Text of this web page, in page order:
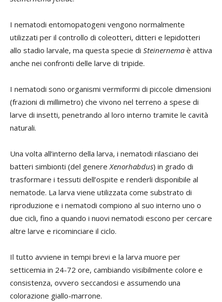
I nematodi entomopatogeni vengono normalmente
utilizzati per il controllo di coleotteri, ditteri e lepidotteri
allo stadio larvale, ma questa specie di Steinernema è attiva
anche nei confronti delle larve di tripide.
I nematodi sono organismi vermiformi di piccole dimensioni
(frazioni di millimetro) che vivono nel terreno a spese di
larve di insetti, penetrando al loro interno tramite le cavità
naturali.
Una volta all’interno della larva, i nematodi rilasciano dei
batteri simbionti (del genereXenorhabdus) in grado di
trasformare i tessuti dell’ospite e renderli disponibile al
nematode. La larva viene utilizzata come substrato di
riproduzione e i nematodi compiono al suo interno uno o
due cicli, fino a quando i nuovi nematodi escono per cercare
altre larve e ricominciare il ciclo.
Il tutto avviene in tempi brevi e la larva muore per
setticemia in 24-72 ore, cambiando visibilmente colore e
consistenza, ovvero seccandosi e assumendo una
colorazione giallo-marrone.